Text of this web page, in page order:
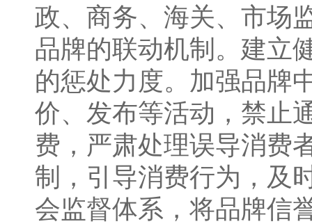
政、商务、海关、市场
品牌的联动机制。建立
的惩处力度。加强品牌
价、发布等活动，禁止
费，严肃处理误导消费
制，引导消费行为，及
会监督体系，将品牌信